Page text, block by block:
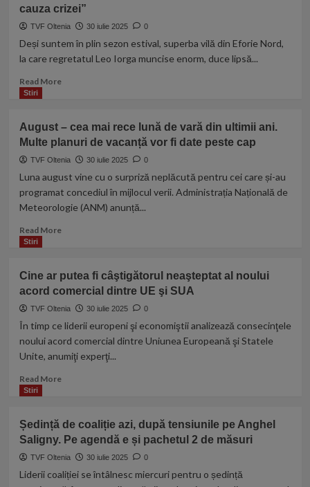
lecție!”
Andreea
mesaj
puternic
concertul
pentru
cei
mereu
se
scuză
cauza crizei”
TVF Oltenia 30 iulie 2025 0
Deși suntem în plin sezon estival, superba vilă din Eforie Nord,
la care regretatul Leo Iorga muncise enorm, duce lipsă...
Read MoreRead
lui
Leo
Iorga,
disperată!
vântul
în
mării
a
regretatului
deși
prețurile
la
au
„Anul
acesta,
dificil
din
Stiri
August – cea mai rece lună de vară din ultimii ani.
Multe planuri de vacanță vor fi date peste cap
TVF Oltenia 30 iulie 2025 0
Luna august vine cu o surpriză neplăcută pentru cei care și-au
programat concediul în mijlocul verii. Administrația Națională de
Meteorologie (ANM) anunță...
Read MoreRead
–
cea
mai
rece
de
vară
planuri
de
vacanță
fi
Stiri
Cine ar putea fi câştigătorul neaşteptat al noului
acord comercial dintre UE şi SUA
TVF Oltenia 30 iulie 2025 0
În timp ce liderii europeni şi economiştii analizează consecinţele
noului acord comercial dintre Uniunea Europeană şi Statele
Unite, anumiţi experţi...
Read MoreRead
ar
putea
fi
câştigătorul
neaşteptat
Stiri
Ședință de coaliție azi, după tensiunile pe Anghel
Saligny. Pe agendă e și pachetul 2 de măsuri
TVF Oltenia 30 iulie 2025 0
Liderii coaliției se întâlnesc miercuri pentru o ședință